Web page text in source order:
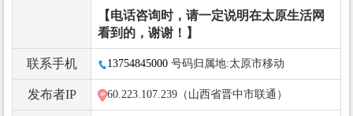
【电话咨询时，请一定说明在太原生活网
看到的，谢谢！】
联系手机 13754845000 号码归属地:太原市移动
发布者IP 60.223.107.239（山西省晋中市联通）